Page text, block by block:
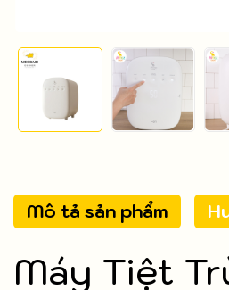
Mô tả sản phẩm
Máy Tiệt